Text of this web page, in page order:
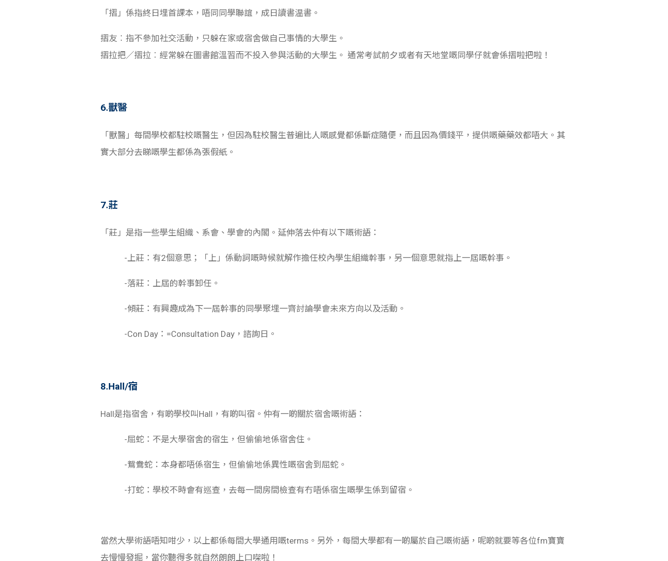
「摺」係指終日埋首課本，唔同同學聯誼，成日讀書温書。
摺友︰指不參加社交活動，只躲在家或宿舍做自己事情的大學生。
摺拉把／摺拉︰經常躲在圖書館溫習而不投入參與活動的大學生。 通常考試前夕或者有天地堂嘅同學仔就會係摺啦把啦！
6.獸醫
「獸醫」每間學校都駐校嘅醫生，但因為駐校醫生普遍比人嘅感覺都係斷症隨便，而且因為價錢平，提供嘅藥藥效都唔大。其
實大部分去睇嘅學生都係為張假紙。
7.莊
「莊」是指一些學生組織、系會、學會的內閣。延伸落去仲有以下嘅術語：
-上莊：有2個意思；「上」係動詞嘅時候就解作擔任校內學生組織幹事，另一個意思就指上一屆嘅幹事。
-落莊：上屆的幹事卸任。
-傾莊：有興趣成為下一屆幹事的同學聚埋一齊討論學會未來方向以及活動。
-Con Day：=Consultation Day，諮詢日。
8.Hall/宿
Hall是指宿舍，有啲學校叫Hall，有啲叫宿。仲有一啲關於宿舍嘅術語：
-屈蛇：不是大學宿舍的宿生，但偷偷地係宿舍住。
-鴛鴦蛇：本身都唔係宿生，但偷偷地係異性嘅宿舍到屈蛇。
-打蛇：學校不時會有巡查，去每一間房間檢查有冇唔係宿生嘅學生係到留宿。
當然大學術語唔知咁少，以上都係每間大學通用嘅terms。另外，每間大學都有一啲屬於自己嘅術語，呢啲就要等各位fm寶寶
去慢慢發掘，當你聽得多就自然朗朗上口㗎啦！